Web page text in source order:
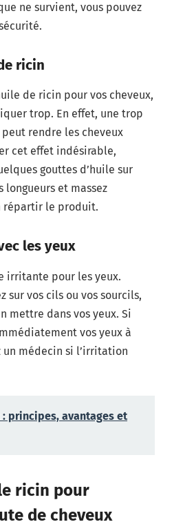
ne survient, vous pouvez
ricin
de ricin pour vos cheveux,
trop. En effet, une trop
rendre les cheveux
cet effet indésirable,
gouttes d’huile sur
et massez
répartir le produit.
les yeux
irritante pour les yeux.
sur vos cils ou vos sourcils,
mettre dans vos yeux. Si
vos yeux à
un médecin si l’irritation
principes, avantages et
ricin pour
de cheveux